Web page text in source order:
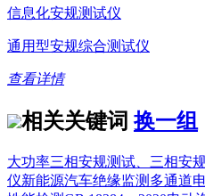
信息化安规测试仪
通用型安规综合测试仪
查看详情
相关关键词 换一组
大功率三相安规测试、三相安
仪新能源汽车绝缘监测 多通道